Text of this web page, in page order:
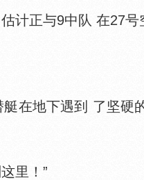
计正与9中队 在27号
地下遇到 了坚硬
里！”